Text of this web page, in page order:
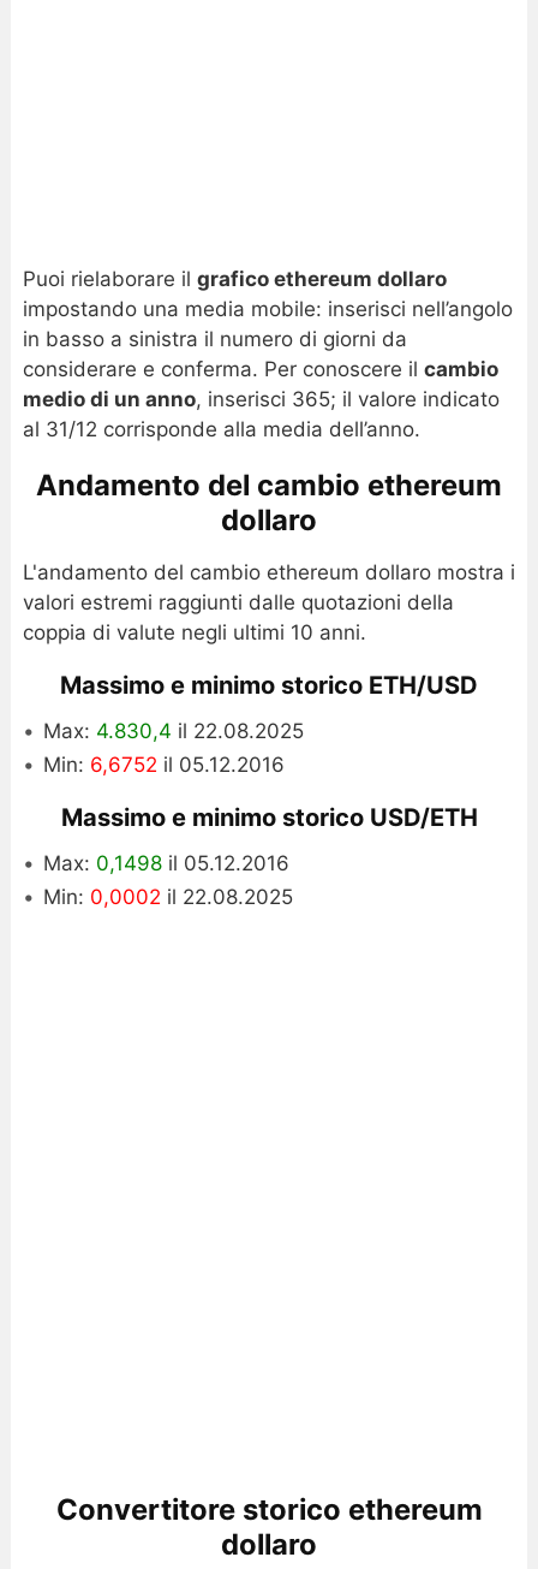
Puoi rielaborare il grafico ethereum dollaro
impostando una media mobile: inserisci nell’angolo
in basso a sinistra il numero di giorni da
considerare e conferma. Per conoscere il cambio
medio di un anno, inserisci 365; il valore indicato
al 31/12 corrisponde alla media dell’anno.
Andamento del cambio ethereum
dollaro
L'andamento del cambio ethereum dollaro mostra i
valori estremi raggiunti dalle quotazioni della
coppia di valute negli ultimi 10 anni.
Massimo e minimo storico ETH/USD
Max: 4.830,4 il 22.08.2025
Min: 6,6752 il 05.12.2016
Massimo e minimo storico USD/ETH
Max: 0,1498il 05.12.2016
Min: 0,0002 il 22.08.2025
Convertitore storico ethereum
dollaro